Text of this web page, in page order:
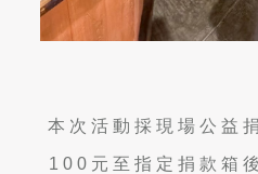
本次活動採現場公益
100 元至指定捐款箱